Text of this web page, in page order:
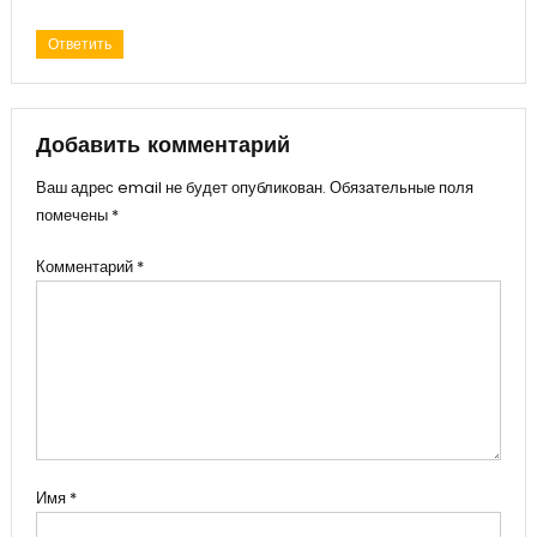
Ответить
Добавить комментарий
Ваш адрес email не будет опубликован. Обязательные поля
помечены *
Комментарий *
Имя *